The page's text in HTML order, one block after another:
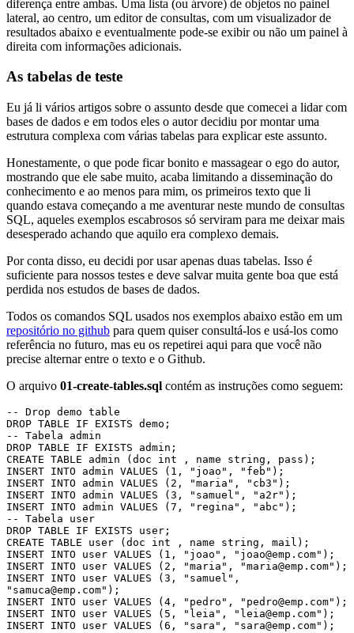
diferença entre ambas. Uma lista (ou árvore) de objetos no painel
lateral, ao centro, um editor de consultas, com um visualizador de
resultados abaixo e eventualmente pode-se exibir ou não um painel à
direita com informações adicionais.
As tabelas de teste
Eu já li vários artigos sobre o assunto desde que comecei a lidar com
bases de dados e em todos eles o autor decidiu por montar uma
estrutura complexa com várias tabelas para explicar este assunto.
Honestamente, o que pode ficar bonito e massagear o ego do autor,
mostrando que ele sabe muito, acaba limitando a disseminação do
conhecimento e ao menos para mim, os primeiros texto que li
quando estava começando a me aventurar neste mundo de consultas
SQL, aqueles exemplos escabrosos só serviram para me deixar mais
desesperado achando que aquilo era complexo demais.
Por conta disso, eu decidi por usar apenas duas tabelas. Isso é
suficiente para nossos testes e deve salvar muita gente boa que está
perdida nos estudos de bases de dados.
Todos os comandos SQL usados nos exemplos abaixo estão em um
repositório no github para quem quiser consultá-los e usá-los como
referência no futuro, mas eu os repetirei aqui para que você não
precise alternar entre o texto e o Github.
O arquivo 01-create-tables.sql contém as instruções como seguem:
-- Drop demo table
DROP TABLE IF EXISTS demo;
-- Tabela admin
DROP TABLE IF EXISTS admin;
CREATE TABLE admin (doc int , name string, pass);
INSERT INTO admin VALUES (1, "joao", "feb");
INSERT INTO admin VALUES (2, "maria", "cb3");
INSERT INTO admin VALUES (3, "samuel", "a2r");
INSERT INTO admin VALUES (7, "regina", "abc");
-- Tabela user
DROP TABLE IF EXISTS user;
CREATE TABLE user (doc int , name string, mail);
INSERT INTO user VALUES (1, "joao", "joao@emp.com");
INSERT INTO user VALUES (2, "maria", "maria@emp.com");
INSERT INTO user VALUES (3, "samuel",
"samuca@emp.com");
INSERT INTO user VALUES (4, "pedro", "pedro@emp.com");
INSERT INTO user VALUES (5, "leia", "leia@emp.com");
INSERT INTO user VALUES (6, "sara", "sara@emp.com");